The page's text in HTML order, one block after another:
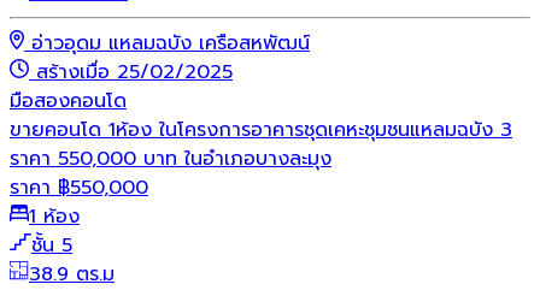
อ่าวอุดม แหลมฉบัง เครือสหพัฒน์
สร้างเมื่อ 25/02/2025
มือสองคอนโด
ขายคอนโด 1ห้อง ในโครงการอาคารชุดเคหะชุมชนแหลมฉบัง 3
ราคา 550,000 บาท ในอำเภอบางละมุง
ราคา ฿550,000
1 ห้อง
ชั้น 5
38.9 ตร.ม